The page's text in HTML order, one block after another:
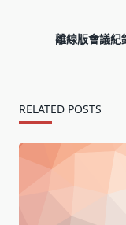
reader-
text">Page</
離線版會議紀
RELATED POSTS